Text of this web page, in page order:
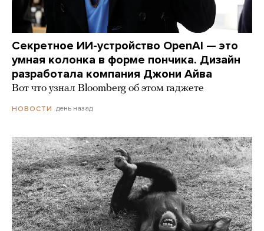
Секретное ИИ-устройство OpenAI — это
умная колонка в форме пончика. Дизайн
разработала компания Джони Айва
Вот что узнал Bloomberg об этом гаджете
НОВОСТИ день назад